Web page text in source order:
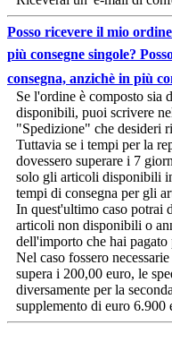
Posso ricevere il mio
più consegne singole?
consegna, anzichè in più
Se l'ordine è composto
disponibili, puoi scrivere
"Spedizione" che desideri
Tuttavia se i tempi per la
dovessero superare i 7
solo gli articoli disponibili
tempi di consegna per gli
In quest'ultimo caso potrai
articoli non disponibili o
dell'importo che hai
Nel caso fossero
supera i 200,00 euro, le
diversamente per la
supplemento di euro 6.900